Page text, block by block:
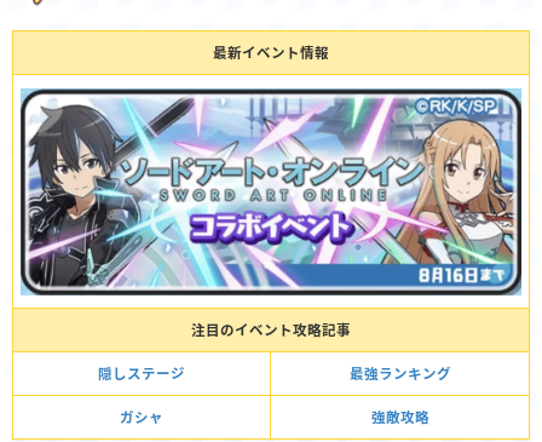
最新イベント情報
注目のイベント攻略記事
隠しステージ 最強ランキング
ガシャ 強敵攻略